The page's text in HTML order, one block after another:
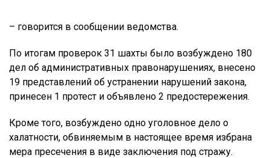
– говорится в сообщении ведомства.
По итогам проверок 31 шахты было возбуждено 180
дел об административных правонарушениях, внесено
19 представлений об устранении нарушений закона,
принесен 1 протест и объявлено 2 предостережения.
Кроме того, возбуждено одно уголовное дело о
халатности, обвиняемым в настоящее время избрана
мера пресечения в виде заключения под стражу.